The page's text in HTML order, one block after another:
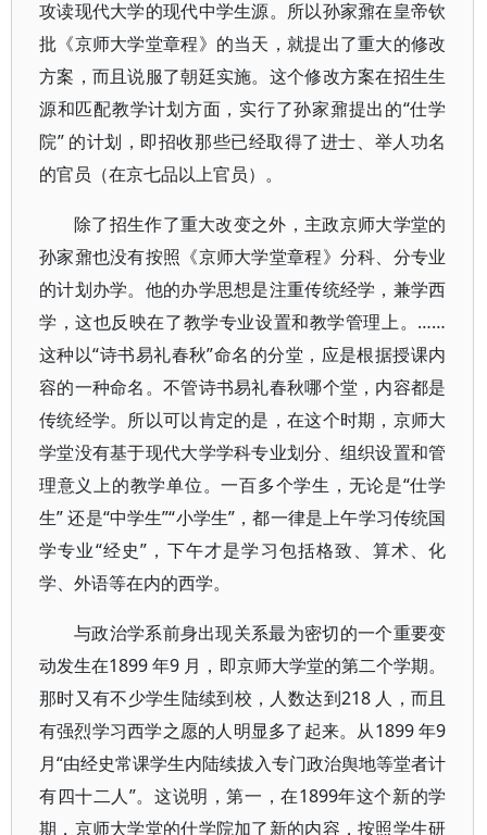
攻读现代大学的现代中学生源。所以孙家鼐在皇帝钦
批《京师大学堂章程》的当天，就提出了重大的修改
方案，而且说服了朝廷实施。这个修改方案在招生生
源和匹配教学计划方面，实行了孙家鼐提出的“仕学
院” 的计划，即招收那些已经取得了进士、举人功名
的官员（在京七品以上官员）。
除了招生作了重大改变之外，主政京师大学堂的
孙家鼐也没有按照《京师大学堂章程》分科、分专业
的计划办学。他的办学思想是注重传统经学，兼学西
学，这也反映在了教学专业设置和教学管理上。……
这种以“诗书易礼春秋”命名的分堂，应是根据授课内
容的一种命名。不管诗书易礼春秋哪个堂，内容都是
传统经学。所以可以肯定的是，在这个时期，京师大
学堂没有基于现代大学学科专业划分、组织设置和管
理意义上的教学单位。一百多个学生，无论是“仕学
生” 还是“中学生”“小学生”，都一律是上午学习传统国
学专业“经史”，下午才是学习包括格致、算术、化
学、外语等在内的西学。
与政治学系前身出现关系最为密切的一个重要变
动发生在1899 年9 月，即京师大学堂的第二个学期。
那时又有不少学生陆续到校，人数达到218 人，而且
有强烈学习西学之愿的人明显多了起来。从1899 年9
月“由经史常课学生内陆续拔入专门政治舆地等堂者计
有四十二人”。这说明，第一，在1899年这个新的学
期，京师大学堂的仕学院加了新的内容，按照学生研